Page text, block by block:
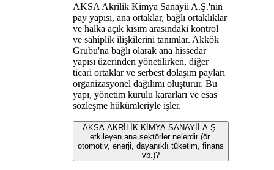
AKSA Akrilik Kimya Sanayii A.Ş.'nin
pay yapısı, ana ortaklar, bağlı ortaklıklar
ve halka açık kısım arasındaki kontrol
ve sahiplik ilişkilerini tanımlar. Akkök
Grubu'na bağlı olarak ana hissedar
yapısı üzerinden yönetilirken, diğer
ticari ortaklar ve serbest dolaşım payları
organizasyonel dağılımı oluşturur. Bu
yapı, yönetim kurulu kararları ve esas
sözleşme hükümleriyle işler.
AKSA AKRİLİK KİMYA SANAYİİ A.Ş.
etkileyen ana sektörler nelerdir (ör.
otomotiv, enerji, dayanıklı tüketim, finans
vb.)?